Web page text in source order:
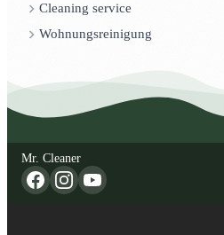
Cleaning service
Wohnungsreinigung
Mr. Cleaner